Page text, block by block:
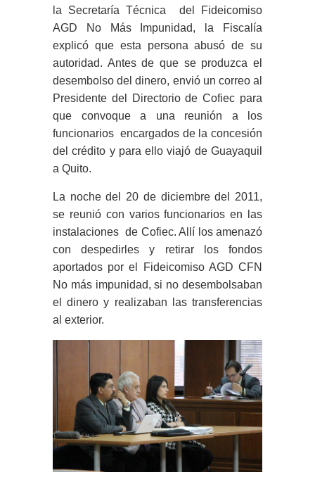
la Secretaría Técnica del Fideicomiso
AGD No Más Impunidad, la Fiscalía
explicó que esta persona abusó de su
autoridad. Antes de que se produzca el
desembolso del dinero, envió un correo al
Presidente del Directorio de Cofiec para
que convoque a una reunión a los
funcionarios encargados de la concesión
del crédito y para ello viajó de Guayaquil
a Quito.
La noche del 20 de diciembre del 2011,
se reunió con varios funcionarios en las
instalaciones de Cofiec. Allí los amenazó
con despedirles y retirar los fondos
aportados por el Fideicomiso AGD CFN
No más impunidad, si no desembolsaban
el dinero y realizaban las transferencias
al exterior.